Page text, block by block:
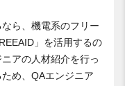
ら、機電系のフリー
」を活用するの
アの人材紹介を行っ
め、QAエンジニア